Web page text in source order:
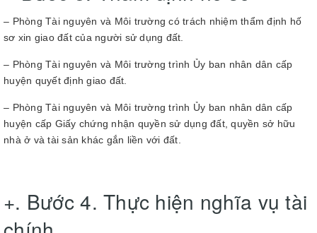
– Phòng Tài nguyên và Môi trường có trách nhiệm thẩm định hố
sơ xin giao đất của người sử dụng đất.
– Phòng Tài nguyên và Môi trường trình Ủy ban nhân dân cấp
huyện quyết định giao đất.
– Phòng Tài nguyên và Môi trường trình Ủy ban nhân dân cấp
huyện cấp Giấy chứng nhận quyền sử dụng đất, quyền sở hữu
nhà ở và tài sản khác gắn liền với đất.
+. Bước 4. Thực hiện nghĩa vụ tài